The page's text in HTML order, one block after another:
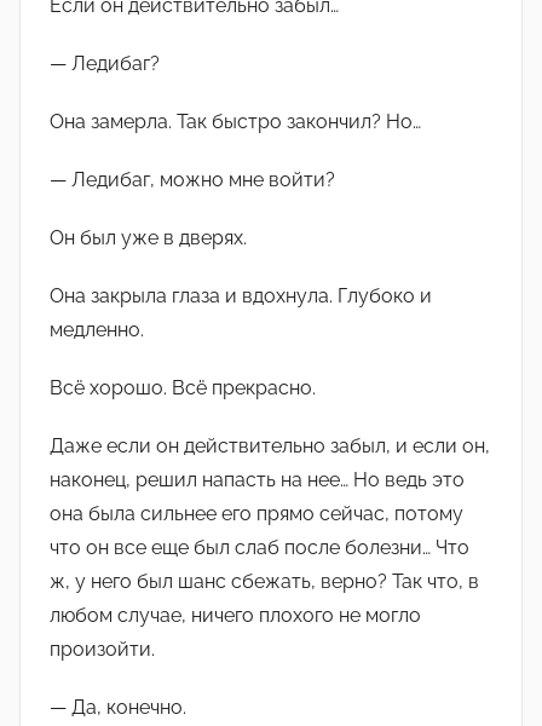
Если он действительно забыл…
— Ледибаг?
Она замерла. Так быстро закончил? Но…
— Ледибаг, можно мне войти?
Он был уже в дверях.
Она закрыла глаза и вдохнула. Глубоко и
медленно.
Всё хорошо. Всё прекрасно.
Даже если он действительно забыл, и если он,
наконец, решил напасть на нее… Но ведь это
она была сильнее его прямо сейчас, потому
что он все еще был слаб после болезни… Что
ж, у него был шанс сбежать, верно? Так что, в
любом случае, ничего плохого не могло
произойти.
— Да, конечно.